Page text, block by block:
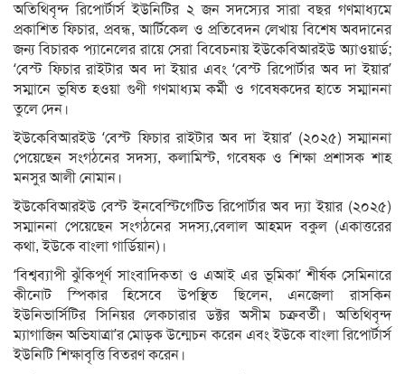
অতিথিবৃন্দ রিপোর্টার্স ইউনিটির ২ জন সদস্যের সারা বছর গণমাধ্যমে
প্রকাশিত ফিচার, প্রবন্ধ, আর্টিকেল ও প্রতিবেদন লেখায় বিশেষ অবদানের
জন্য বিচারক প্যানেলের রায়ে সেরা বিবেচনায় ইউকেবিআরইউ অ্যাওয়ার্ড;
‘বেস্ট ফিচার রাইটার অব দা ইয়ার এবং ‘বেস্ট রিপোর্টার অব দা ইয়ার’
সম্মানে ভূষিত হওয়া গুণী গণমাধ্যম কর্মী ও গবেষকদের হাতে সম্মাননা
তুলে দেন।
ইউকেবিআরইউ ‘বেস্ট ফিচার রাইটার অব দা ইয়ার’ (২০২৫) সম্মাননা
পেয়েছেন সংগঠনের সদস্য, কলামিস্ট, গবেষক ও শিক্ষা প্রশাসক শাহ
মনসুর আলী নোমান।
ইউকেবিআরইউ বেস্ট ইনবেস্টিগেটিভ রিপোর্টার অব দ্যা ইয়ার (২০২৫)
সম্মাননা পেয়েছেন সংগঠনের সদস্য,বেলাল আহমদ বকুল (একাত্তরের
কথা, ইউকে বাংলা গার্ডিয়ান)।
‘বিশ্বব্যাপী ঝুঁকিপূর্ণ সাংবাদিকতা ও এআই এর ভূমিকা’ শীর্ষক সেমিনারে
কীনোট স্পিকার হিসেবে উপস্থিত ছিলেন, এনজেলা রাসকিন
ইউনিভার্সিটির সিনিয়র লেকচারার ডক্টর অসীম চক্রবর্তী। অতিথিবৃন্দ
ম্যাগাজিন অভিযাত্রা’র মোড়ক উন্মেচন করেন এবং ইউকে বাংলা রিপোর্টার্স
ইউনিটি শিক্ষাবৃত্তি বিতরণ করেন।